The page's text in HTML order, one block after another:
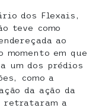
dos Flexais,
teve como
ao
em que
um dos prédios
como a
da ação da
retrataram a